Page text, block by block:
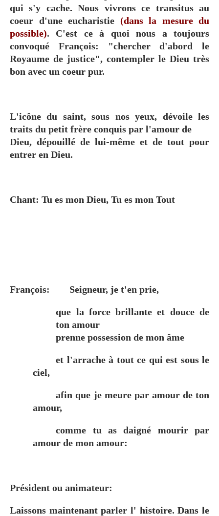
qui s'y cache. Nous vivrons ce transitus au
coeur d'une eucharistie (dans la mesure du
possible). C'est ce à quoi nous a toujours
convoqué François: "chercher d'abord le
Royaume de justice", contempler le Dieu très
bon avec un coeur pur.
L'icône du saint, sous nos yeux, dévoile les
traits du petit frère conquis par l'amour de
Dieu, dépouillé de lui-même et de tout pour
entrer en Dieu.
Chant: Tu es mon Dieu, Tu es mon Tout
François: Seigneur, je t'en prie,
que la force brillante et douce de
ton amour
prenne possession de mon âme
et l'arrache à tout ce qui est sous le
ciel,
afin que je meure par amour de ton
amour,
comme tu as daigné mourir par
amour de mon amour:
Président ou animateur:
Laissons maintenant parler l' histoire. Dans le